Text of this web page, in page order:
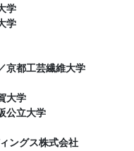
学
学
都工芸繊維大学
大学
立大学
グス株式会社